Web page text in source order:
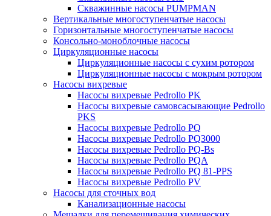
Скважинные насосы PUMPMAN
Вертикальные многоступенчатые насосы
Горизонтальные многоступенчатые насосы
Консольно-моноблочные насосы
Циркуляционные насосы
Циркуляционные насосы с сухим ротором
Циркуляционные насосы с мокрым ротором
Насосы вихревые
Насосы вихревые Pedrollo PK
Насосы вихревые самовсасывающие Pedrollo
PKS
Насосы вихревые Pedrollo PQ
Насосы вихревые Pedrollo PQ3000
Насосы вихревые Pedrollo PQ-Bs
Насосы вихревые Pedrollo PQA
Насосы вихревые Pedrollo PQ 81-PPS
Насосы вихревые Pedrollo PV
Насосы для сточных вод
Канализационные насосы